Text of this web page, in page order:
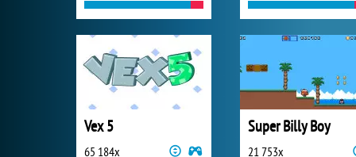
Vex 5
65 184x
Super Billy Boy
21 753x